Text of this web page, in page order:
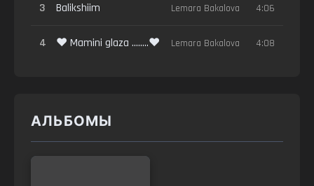
3 Balikshiim Lemara Bakalova 4:06
4 ♥ Mamini glaza ........♥ Lemara Bakalova 4:08
АЛЬБОМЫ